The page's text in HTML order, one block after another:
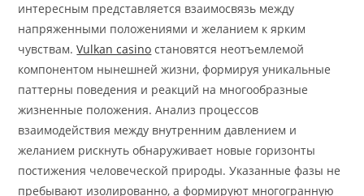
интересным представляется взаимосвязь между
напряженными положениями и желанием к ярким
чувствам.Vulkan casino становятся неотъемлемой
компонентом нынешней жизни, формируя уникальные
паттерны поведения и реакций на многообразные
жизненные положения. Анализ процессов
взаимодействия между внутренним давлением и
желанием рискнуть обнаруживает новые горизонты
постижения человеческой природы. Указанные фазы не
пребывают изолированно, а формируют многогранную